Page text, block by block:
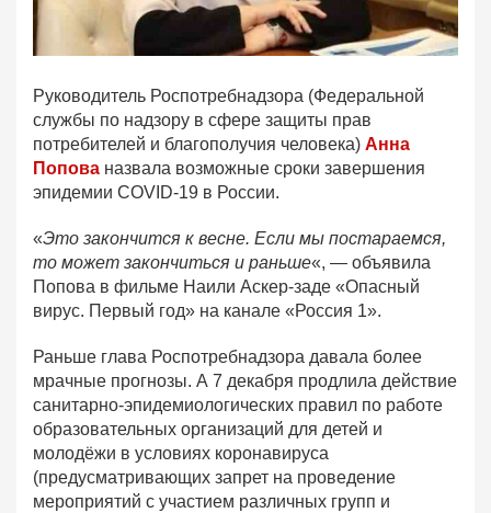
Руководитель Роспотребнадзора (Федеральной
службы по надзору в сфере защиты прав
потребителей и благополучия человека) Анна
Попова назвала возможные сроки завершения
эпидемии COVID-19 в России.
«Это закончится к весне. Если мы постараемся,
то может закончиться и раньше«, — объявила
Попова в фильме Наили Аскер-заде «Опасный
вирус. Первый год» на канале «Россия 1».
Раньше глава Роспотребнадзора давала более
мрачные прогнозы. А 7 декабря продлила действие
санитарно-эпидемиологических правил по работе
образовательных организаций для детей и
молодёжи в условиях коронавируса
(предусматривающих запрет на проведение
мероприятий с участием различных групп и